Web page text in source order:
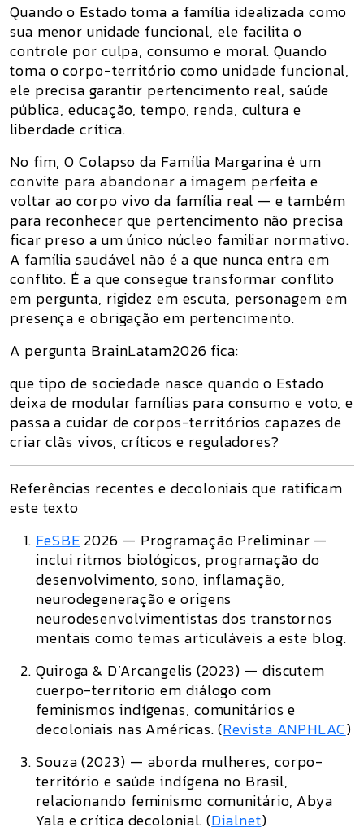
Quando o Estado toma a família idealizada como
sua menor unidade funcional, ele facilita o
controle por culpa, consumo e moral. Quando
toma o corpo-território como unidade funcional,
ele precisa garantir pertencimento real, saúde
pública, educação, tempo, renda, cultura e
liberdade crítica.
No fim,O Colapso da Família Margarina é um
convite para abandonar a imagem perfeita e
voltar ao corpo vivo da família real — e também
para reconhecer que pertencimento não precisa
ficar preso a um único núcleo familiar normativo.
A família saudável não é a que nunca entra em
conflito. É a que consegue transformar conflito
em pergunta, rigidez em escuta, personagem em
presença e obrigação em pertencimento.
A pergunta BrainLatam2026 fica:
que tipo de sociedade nasce quando o Estado
deixa de modular famílias para consumo e voto, e
passa a cuidar de corpos-territórios capazes de
criar clãs vivos, críticos e reguladores?
Referências recentes e decoloniais que ratificam
este texto
FeSBE 2026 — Programação Preliminar —
inclui ritmos biológicos, programação do
desenvolvimento, sono, inflamação,
neurodegeneração e origens
neurodesenvolvimentistas dos transtornos
mentais como temas articuláveis a este blog.
Quiroga & D’Arcangelis (2023) — discutem
cuerpo-territorio em diálogo com
feminismos indígenas, comunitários e
decoloniais nas Américas. (Revista ANPHLAC)
Souza (2023) — aborda mulheres, corpo-
território e saúde indígena no Brasil,
relacionando feminismo comunitário, Abya
Yala e crítica decolonial. (Dialnet)